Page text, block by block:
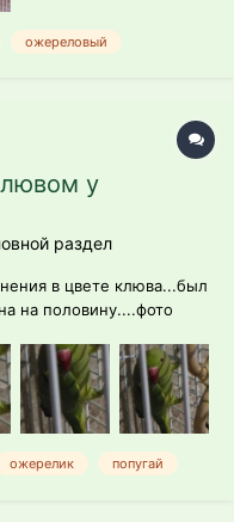
ожереловый
у
раздел
в цвете клюва...был
на половину....фото
даём. .. вода и корм
сущий
ожерелик попугай